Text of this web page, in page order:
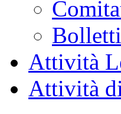
Attività
Attività